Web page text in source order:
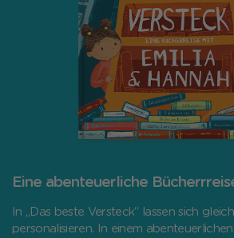
Eine abenteuerliche
In „Das beste Versteck“ lassen sich
personalisieren. In einem